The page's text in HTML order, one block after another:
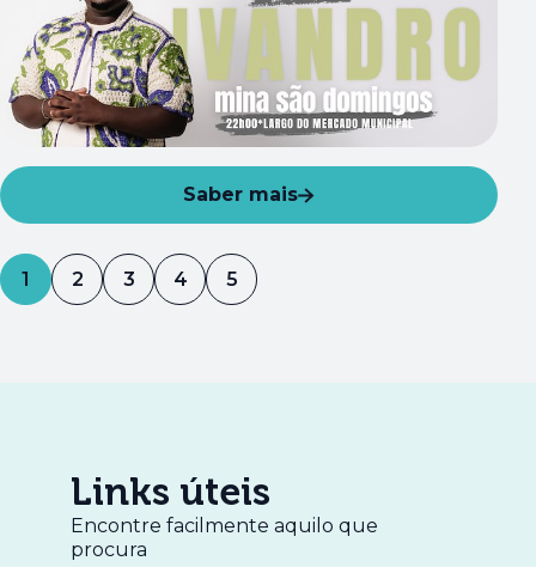
Saber mais
1 2 3 4 5
Links úteis
Encontre facilmente aquilo que
procura